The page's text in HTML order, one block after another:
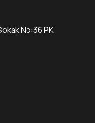
No:36 PK